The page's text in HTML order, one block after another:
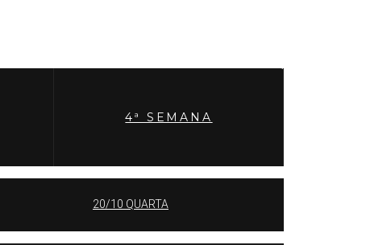
4ª SEMANA
20/10 QUARTA